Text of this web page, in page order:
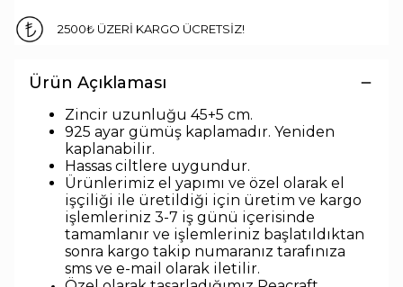
2500₺ ÜZERİ KARGO ÜCRETSİZ!
Ürün Açıklaması
Zincir uzunluğu 45+5 cm.
925 ayar gümüş kaplamadır. Yeniden
kaplanabilir.
Hassas ciltlere uygundur.
Ürünlerimiz el yapımı ve özel olarak el
işçiliği ile üretildiği için üretim ve kargo
işlemleriniz 3-7 iş günü içerisinde
tamamlanır ve işlemleriniz başlatıldıktan
sonra kargo takip numaranız tarafınıza
sms ve e-mail olarak iletilir.